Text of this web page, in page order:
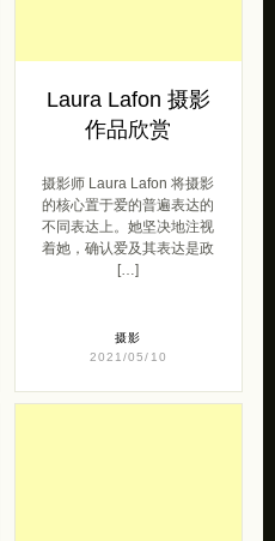
Laura Lafon 摄影
作品欣赏
摄影师 Laura Lafon 将摄影
的核心置于爱的普遍表达的
不同表达上。她坚决地注视
着她，确认爱及其表达是政
[…]
摄影
2021/05/10